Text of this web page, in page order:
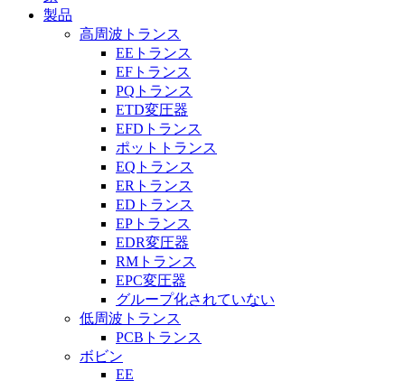
製品
高周波トランス
EEトランス
EFトランス
PQトランス
ETD変圧器
EFDトランス
ポットトランス
EQトランス
ERトランス
EDトランス
EPトランス
EDR変圧器
RMトランス
EPC変圧器
グループ化されていない
低周波トランス
PCBトランス
ボビン
EE